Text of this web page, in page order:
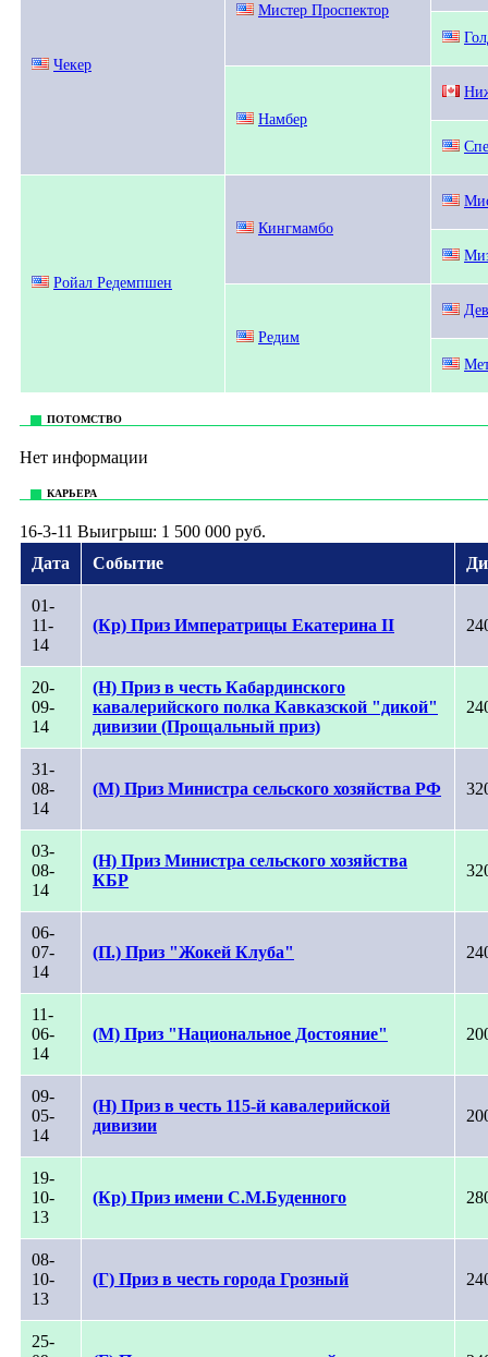
Чекер
Мистер Проспектор
Намбер
Ройал Редемпшен
Кингмамбо
Редим
ПОТОМСТВО
Нет информации
КАРЬЕРА
16-3-11 Выигрыш: 1 500 000 руб.
Дата
Событие
01-
11-
14
(Кр) Приз Императрицы Екатерина II
20-
09-
14
(Н) Приз в честь Кабардинского
кавалерийского полка Кавказской "дикой"
дивизии (Прощальный приз)
31-
08-
14
(М) Приз Министра сельского хозяйства РФ
03-
08-
14
(Н) Приз Министра сельского хозяйства
КБР
06-
07-
14
(П.) Приз "Жокей Клуба"
11-
06-
14
(М) Приз "Национальное Достояние"
09-
05-
14
(Н) Приз в честь 115-й кавалерийской
дивизии
19-
10-
13
(Кр) Приз имени С.М.Буденного
08-
10-
13
(Г) Приз в честь города Грозный
25-